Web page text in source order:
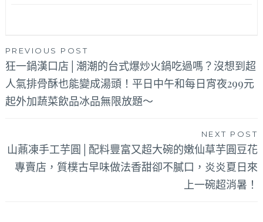
文
章
導
PREVIOUS POST
狂一鍋漢口店│潮潮的台式爆炒火鍋吃過嗎？沒想到超
人氣排骨酥也能變成湯頭！平日中午和每日宵夜299元
起外加蔬菜飲品冰品無限放題～
NEXT POST
山薡凍手工芋圓│配料豐富又超大碗的嫩仙草芋圓豆花
專賣店，質樸古早味做法香甜卻不膩口，炎炎夏日來
上一碗超消暑！